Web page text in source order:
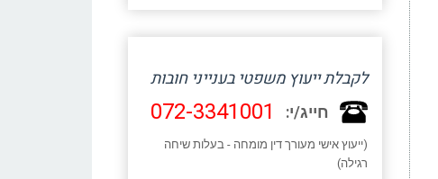
לקבלת ייעוץ משפטי בענייני חובות
חייג/י: 072-3341001
(ייעוץ אישי מעורך דין מומחה - בעלות שיחה
רגילה)